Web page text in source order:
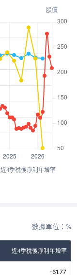
近4季稅後淨利年增率
數據單位：%
近4季稅後淨利年增率
-61.77